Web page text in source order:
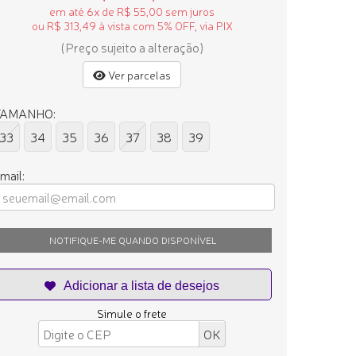
em até 6x de R$ 55,00 sem juros
ou R$ 313,49 à vista com 5% OFF, via PIX
(Preço sujeito a alteração)
Ver parcelas
33
34 35 36 37 38 39
NOTIFIQUE-ME QUANDO DISPONÍVEL
Simule o frete